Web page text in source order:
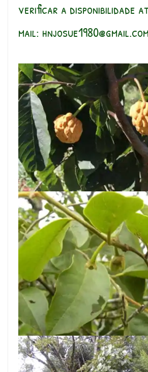
verificar a disponibilidade
mail: